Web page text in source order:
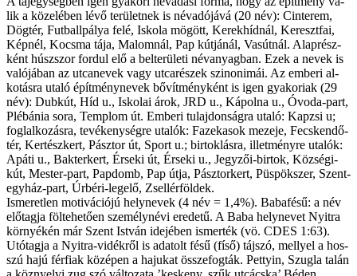
lik a kö­ze­lé­ben lé­vő te­rü­let­nek is név­adó­já­vá (20 név): Cin­te­rem,
Dög­tér, Fut­ball­pá­lya fe­lé, Is­ko­la mö­gött, Ke­rek­híd­nál, Ke­reszt­fai,
Kép­nél, Kocs­ma tá­ja, Ma­lom­nál, Pap kút­já­nál, Vas­út­nál. Alap­rész­
ként húszs­zor for­dul elő a bel­te­rü­le­ti név­anyag­ban. Ezek a ne­vek is
va­ló­já­ban az ut­ca­ne­vek vagy ut­ca­ré­szek szi­no­ni­mái. Az em­be­ri al­
ko­tás­ra uta­ló épít­mény­ne­vek bő­vít­mény­ként is igen gya­ko­ri­ak (29
név): Dubkút, Híd u., Is­ko­lai árok, JRD u., Ká­pol­na u., Óvo­da-part,
Plé­bá­nia so­ra, Temp­lom út. Em­be­ri tu­laj­don­ság­ra uta­ló: Kap­zsi u;
fog­lal­ko­zás­ra, te­vé­keny­ség­re uta­lók: Fa­ze­ka­sok me­ze­je, Fecs­ken­dő­
tér, Ker­tész­kert, Pász­tor út, Sport u.; bir­tok­lás­ra, il­let­mény­re uta­lók:
Apá­ti u., Bak­ter­kert, Ér­se­ki út, Ér­se­ki u., Jegy­zői-bir­tok, Köz­sé­gi-
kút, Mes­ter-part, Pap­domb, Pap út­ja, Pász­tor­kert, Püs­pök­szer, Szent­
egy­ház-part, Úr­bé­ri-le­ge­lő, Zsel­lér­föl­dek.
Is­me­ret­len mo­ti­vá­ci­ó­jú helyn­evek (4 név = 1,4%). Ba­ba­fé­sű: a név
elő­tag­ja föl­te­he­tő­en sze­mély­né­vi ere­de­tű. A Ba­ba hely­ne­vet Nyi­tra
kör­nyé­kén már Szent Ist­ván ide­jé­ben is­mer­ték (vö. CDES 1:63).
Utó­tag­ja a Nyi­tra-vidékről is ada­tolt fé­sű (físő) táj­szó, mel­­lyel a hos­­
szú ha­jú fér­fi­ak kö­zé­pen a ha­ju­kat ös­­sze­fog­ták. Pet­ty­in, Szugla ta­lán